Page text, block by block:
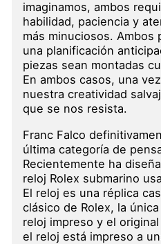
imaginamos, ambos
habilidad, paciencia y
más minuciosos. Ambos
una planificación
piezas sean montadas
En ambos casos, una
nuestra creatividad
que se nos resista.
Franc Falco
última categoría de
Recientemente ha
reloj Rolex submarino
El reloj es una réplica
clásico de Rolex, la
reloj impreso y el
el reloj está impreso a